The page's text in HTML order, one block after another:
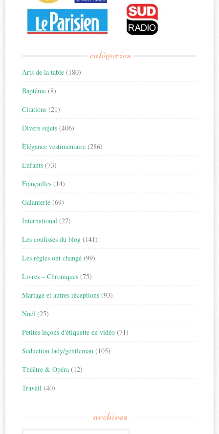
catégories
Arts de la table (180)
Baptême (8)
Citations (21)
Divers sujets (406)
Élégance vestimentaire (286)
Enfants (73)
Fiançailles (14)
Galanterie (69)
International (27)
Les coulisses du blog (141)
Les règles ont changé (99)
Livres – Chroniques (75)
Mariage et autres réceptions (93)
Noël (25)
Petites leçons d'étiquette en vidéo (71)
Séduction lady/gentleman (105)
Théâtre & Opéra (12)
Travail (40)
archives